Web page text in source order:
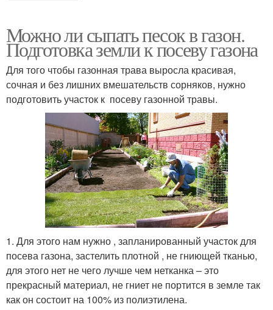
Можно ли сыпать песок в газон.
Подготовка земли к посеву газона
Для того чтобы газонная трава выросла красивая,
сочная и без лишних вмешательств сорняков, нужно
подготовить участок к посеву газонной травы.
1. Для этого нам нужно , запланированный участок для
посева газона, застелить плотной , не гниющей тканью,
для этого нет не чего лучше чем нетканка – это
прекрасный материал, не гниет не портится в земле так
как он состоит на 100% из полиэтилена.